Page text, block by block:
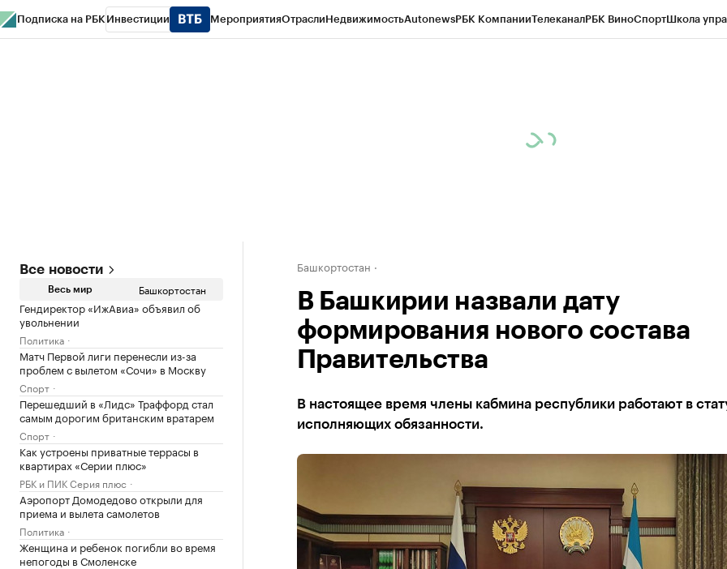
Подписка на РБК Инвестиции МероприятияОтраслиНедвижимостьAutonewsРБК КомпанииТелеканалРБК ВиноСпортШкола
Все новости
Весь мир Башкортостан
Гендиректор «ИжАвиа» объявил об
увольнении
Политика
Матч Первой лиги перенесли из-за
проблем с вылетом «Сочи» в Москву
Спорт
Перешедший в «Лидс» Траффорд стал
самым дорогим британским вратарем
Спорт
Как устроены приватные террасы в
квартирах «Серии плюс»
РБК и ПИК Серия плюс
Аэропорт Домодедово открыли для
приема и вылета самолетов
Политика
Женщина и ребенок погибли во время
непогоды в Смоленске
Башкортостан
В Башкирии назвали дату
формирования нового состава
Правительства
В настоящее время члены кабмина республики работают в
исполняющих обязанности.